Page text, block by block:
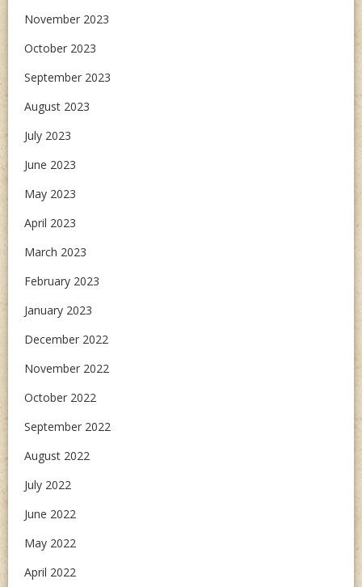
November 2023
October 2023
September 2023
August 2023
July 2023
June 2023
May 2023
April 2023
March 2023
February 2023
January 2023
December 2022
November 2022
October 2022
September 2022
August 2022
July 2022
June 2022
May 2022
April 2022